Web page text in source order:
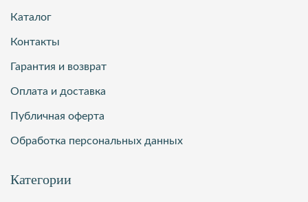
Каталог
Контакты
Гарантия и возврат
Оплата и доставка
Публичная оферта
Обработка персональных данных
Категории